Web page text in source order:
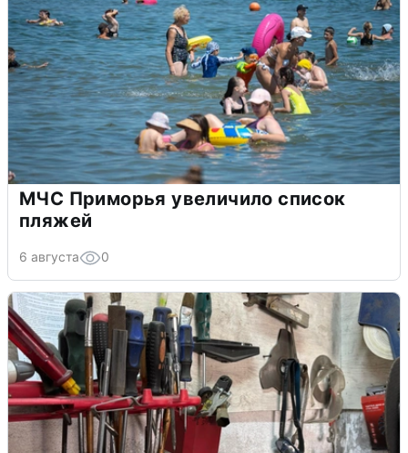
МЧС Приморья увеличило список
пляжей
6 августа 0